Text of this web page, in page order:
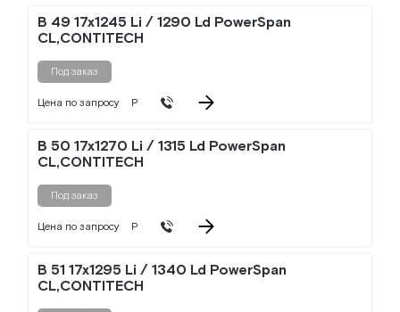
B 49 17x1245 Li / 1290 Ld PowerSpan
CL,CONTITECH
Под заказ
Цена по запросу Р
B 50 17x1270 Li / 1315 Ld PowerSpan
CL,CONTITECH
Под заказ
Цена по запросу Р
B 51 17x1295 Li / 1340 Ld PowerSpan
CL,CONTITECH